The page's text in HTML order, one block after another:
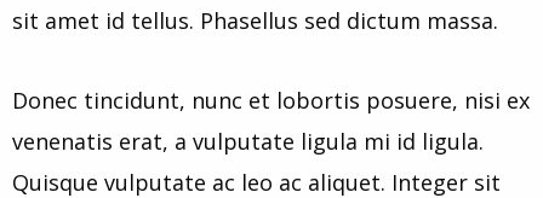
sit amet id tellus. Phasellus sed dictum massa.
Donec tincidunt, nunc et lobortis posuere, nisi ex
venenatis erat, a vulputate ligula mi id ligula.
Quisque vulputate ac leo ac aliquet. Integer sit